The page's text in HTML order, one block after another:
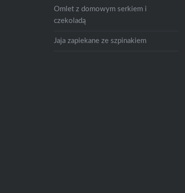
Omlet z domowym serkiem i
czekoladą
Jaja zapiekane ze szpinakiem